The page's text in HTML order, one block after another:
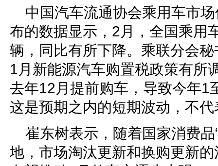
中国汽车流通协会乘用车市
布的数据显示，2月，全国乘用
辆，同比有所下降。乘联分会
1月新能源汽车购置税政策有所
去年12月提前购车，导致今年1
这是预期之内的短期波动，不
崔东树表示，随着国家消费品
地，市场淘汰更新和换购更新